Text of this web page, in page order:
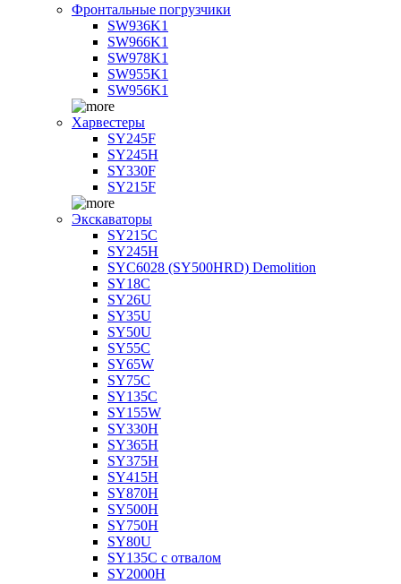
Фронтальные погрузчики
SW936K1
SW966K1
SW978K1
SW955K1
SW956K1
Харвестеры
SY245F
SY245H
SY330F
SY215F
Экскаваторы
SY215C
SY245H
SYC6028 (SY500HRD) Demolition
SY18C
SY26U
SY35U
SY50U
SY55C
SY65W
SY75C
SY135C
SY155W
SY330H
SY365H
SY375H
SY415H
SY870H
SY500H
SY750H
SY80U
SY135C с отвалом
SY2000H